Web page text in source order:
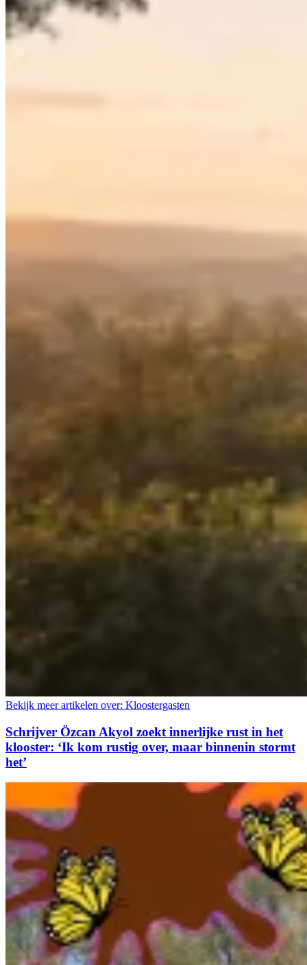
Bekijk meer artikelen over: Kloostergasten
Schrijver Özcan Akyol zoekt innerlijke rust in het
klooster: ‘Ik kom rustig over, maar binnenin stormt
het’